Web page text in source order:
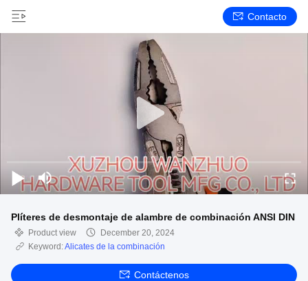
Contacto
Plíteres de desmontaje de alambre de combinación ANSI DIN
Product view
December 20, 2024
Keyword:Alicates de la combinación
Contáctenos